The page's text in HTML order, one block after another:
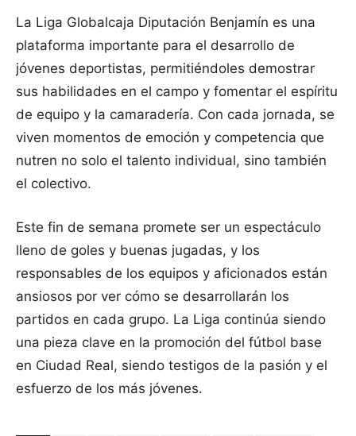
La Liga Globalcaja Diputación Benjamín es una
plataforma importante para el desarrollo de
jóvenes deportistas, permitiéndoles demostrar
sus habilidades en el campo y fomentar el espíritu
de equipo y la camaradería. Con cada jornada, se
viven momentos de emoción y competencia que
nutren no solo el talento individual, sino también
el colectivo.
Este fin de semana promete ser un espectáculo
lleno de goles y buenas jugadas, y los
responsables de los equipos y aficionados están
ansiosos por ver cómo se desarrollarán los
partidos en cada grupo. La Liga continúa siendo
una pieza clave en la promoción del fútbol base
en Ciudad Real, siendo testigos de la pasión y el
esfuerzo de los más jóvenes.